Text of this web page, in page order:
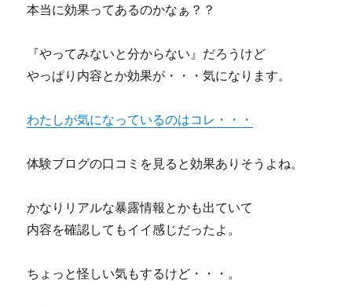
本当に効果ってあるのかなぁ？？
『やってみないと分からない』だろうけど
やっぱり内容とか効果が・・・気になります。
わたしが気になっているのはコレ・・・
体験ブログの口コミを見ると効果ありそうよね。
かなりリアルな暴露情報とかも出ていて
内容を確認してもイイ感じだったよ。
ちょっと怪しい気もするけど・・・。